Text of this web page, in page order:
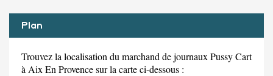
Plan
Trouvez la localisation du marchand de journaux Pussy Cart
à Aix En Provence sur la carte ci-dessous :